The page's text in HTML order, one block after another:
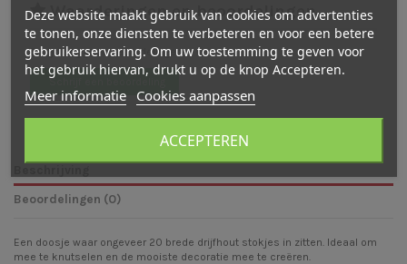
Waarderingen en beoordelingen
Er zijn nog geen beoordelingen
Schrijf een beoordeling
Beoordelingen (0)
Een doosje waar ongeveer 20 brede drijfhout stokjes in zitten. Ideaal om
mee te knutselen en de mooiste decoratie mee te creëren.
Deze website maakt gebruik van cookies om advertenties
te tonen, onze diensten te verbeteren en voor een betere
gebruikerservaring. Om uw toestemming te geven voor
het gebruik hiervan, drukt u op de knop Accepteren.
Meer informatie Cookies aanpassen
ACCEPTEREN